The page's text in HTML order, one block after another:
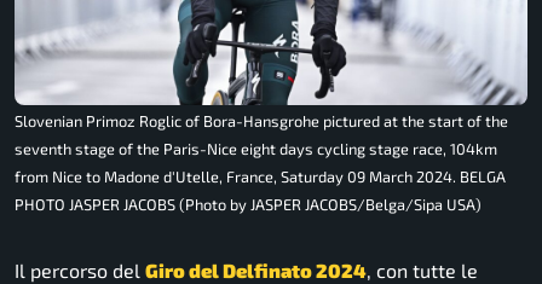
Slovenian Primoz Roglic of Bora-Hansgrohe pictured at the start of the
seventh stage of the Paris-Nice eight days cycling stage race, 104km
from Nice to Madone d'Utelle, France, Saturday 09 March 2024. BELGA
PHOTO JASPER JACOBS (Photo by JASPER JACOBS/Belga/Sipa USA)
Il percorso del Giro del Delfinato 2024, con tutte le